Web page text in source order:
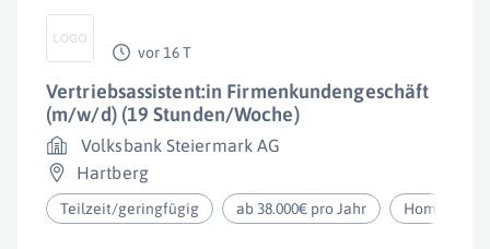
vor 16 T
Vertriebsassistent:in Firmenkundengeschäft
(m/w/d) (19 Stunden/Woche)
Volksbank Steiermark AG
Hartberg
Teilzeit/geringfügig ab 38.000€ pro Jahr Homeoffice